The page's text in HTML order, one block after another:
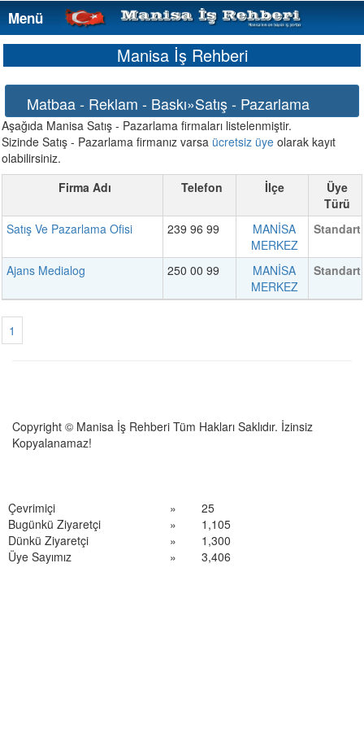
Menü
Menü
Manisa İş Rehberi
Matbaa - Reklam - Baskı»Satış - Pazarlama
Aşağıda Manisa Satış - Pazarlama firmaları listelenmiştir.
Sizinde Satış - Pazarlama firmanız varsa ücretsiz üye olarak kayıt
olabilirsiniz.
Firma Adı
Telefon İlçe
Üye
Türü
Satış Ve Pazarlama Ofisi
239 96 99
MANİSA
MERKEZ
Standart
Ajans Medialog 250 00 99
MANİSA
MERKEZ
Standart
1
Copyright © Manisa İş Rehberi Tüm Hakları Saklıdır. İzinsiz
Kopyalanamaz!
Çevrimiçi »
25
Bugünkü Ziyaretçi
»
1,105
Dünkü Ziyaretçi
»
1,300
Üye Sayımız
» 3,406